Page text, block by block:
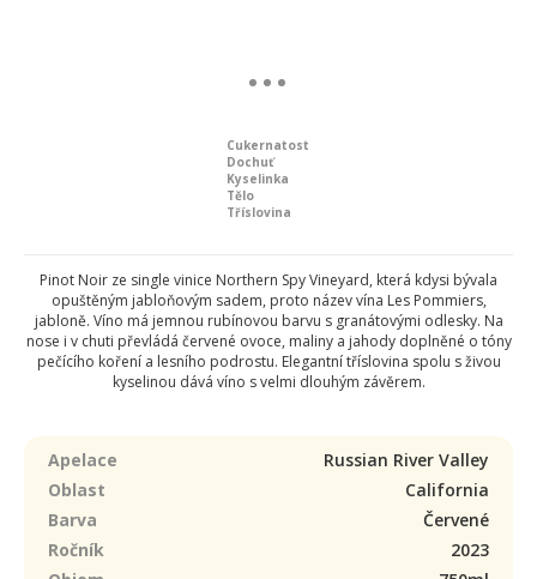
Cukernatost
Dochuť
Kyselinka
Tělo
Tříslovina
Pinot Noir ze single vinice Northern Spy Vineyard, která kdysi bývala
opuštěným jabloňovým sadem, proto název vína Les Pommiers,
jabloně. Víno má jemnou rubínovou barvu s granátovými odlesky. Na
nose i v chuti převládá červené ovoce, maliny a jahody doplněné o tóny
pečícího koření a lesního podrostu. Elegantní tříslovina spolu s živou
kyselinou dává víno s velmi dlouhým závěrem.
Apelace
Russian River Valley
Oblast
California
Barva
Červené
Ročník
2023